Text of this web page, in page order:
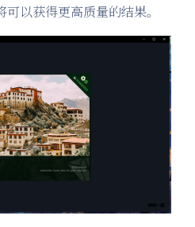
以获得更高质量的结果。